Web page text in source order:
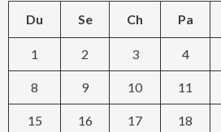
Du Se Ch Pa
1 2 3 4
8 9 10 11
15 16 17 18